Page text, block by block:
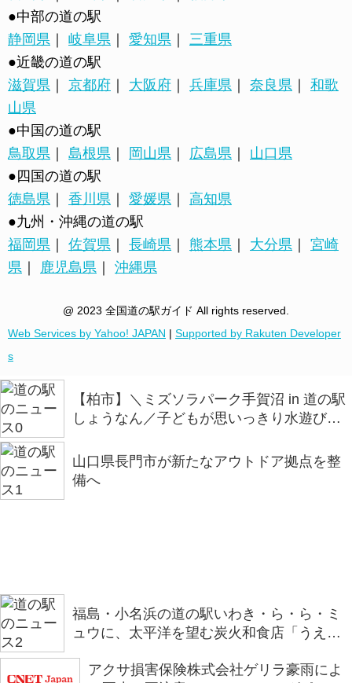
●中部の道の駅
静岡県 ｜ 岐阜県 ｜ 愛知県 ｜ 三重県
●近畿の道の駅
滋賀県 ｜ 京都府 ｜ 大阪府 ｜ 兵庫県 ｜ 奈良県 ｜ 和歌
山県
●中国の道の駅
鳥取県 ｜ 島根県 ｜ 岡山県 ｜ 広島県 ｜ 山口県
●四国の道の駅
徳島県 ｜ 香川県 ｜ 愛媛県 ｜ 高知県
●九州・沖縄の道の駅
福岡県 ｜ 佐賀県 ｜ 長崎県 ｜ 熊本県 ｜ 大分県 ｜ 宮崎
県 ｜ 鹿児島県 ｜ 沖縄県
@ 2023 全国道の駅ガイド All rights reserved.
Web Services by Yahoo! JAPAN | Supported by Rakuten Developer
s
【柏市】＼ミズソラパーク手賀沼 in 道の駅
しょうなん／子どもが思いっきり水遊びを
山口県長門市が新たなアウトドア拠点を整
備へ
福島・小名浜の道の駅いわき・ら・ら・ミ
ュウに、太平洋を望む炭火和食店「うえの
アクサ損害保険株式会社ゲリラ豪雨によ